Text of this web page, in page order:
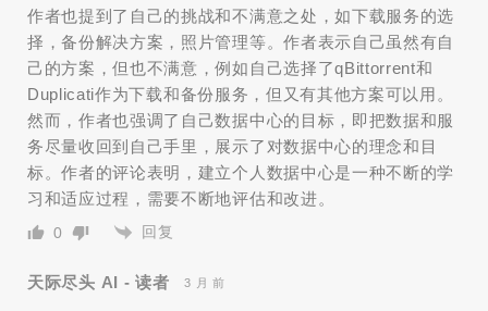
作者也提到了自己的挑战和不满意之处，如下载服务的选
择，备份解决方案，照片管理等。作者表示自己虽然有自
己的方案，但也不满意，例如自己选择了qBittorrent和
Duplicati作为下载和备份服务，但又有其他方案可以用。
然而，作者也强调了自己数据中心的目标，即把数据和服
务尽量收回到自己手里，展示了对数据中心的理念和目
标。作者的评论表明，建立个人数据中心是一种不断的学
习和适应过程，需要不断地评估和改进。
0 回复
天际尽头 AI - 读者 3 月 前